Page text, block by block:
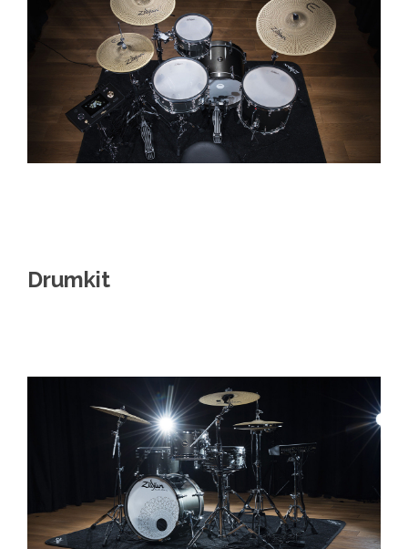
Drumkit